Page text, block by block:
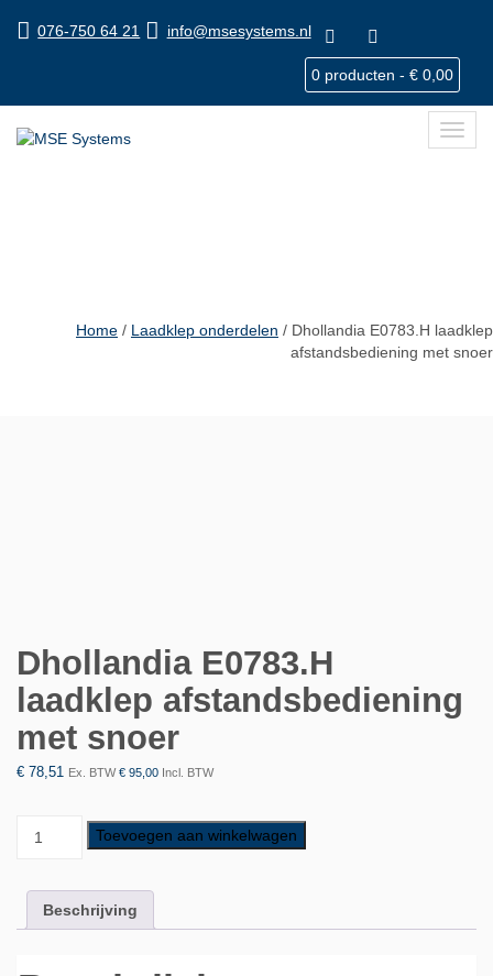
076-750 64 21 info@msesystems.nl
0 producten - € 0,00
Home / Laadklep onderdelen / Dhollandia E0783.H laadklep
afstandsbediening met snoer
Dhollandia E0783.H
laadklep afstandsbediening
met snoer
€ 78,51 Ex. BTW€ 95,00 Incl. BTW
Toevoegen aan winkelwagen
Beschrijving